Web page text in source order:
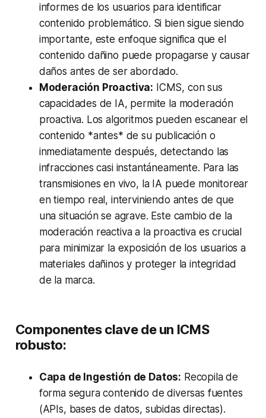
informes de los usuarios para identificar
contenido problemático. Si bien sigue siendo
importante, este enfoque significa que el
contenido dañino puede propagarse y causar
daños antes de ser abordado.
Moderación Proactiva: ICMS, con sus
capacidades de IA, permite la moderación
proactiva. Los algoritmos pueden escanear el
contenido *antes* de su publicación o
inmediatamente después, detectando las
infracciones casi instantáneamente. Para las
transmisiones en vivo, la IA puede monitorear
en tiempo real, interviniendo antes de que
una situación se agrave. Este cambio de la
moderación reactiva a la proactiva es crucial
para minimizar la exposición de los usuarios a
materiales dañinos y proteger la integridad
de la marca.
Componentes clave de un ICMS
robusto:
Capa de Ingestión de Datos: Recopila de
forma segura contenido de diversas fuentes
(APIs, bases de datos, subidas directas).